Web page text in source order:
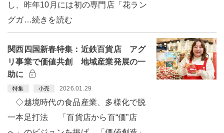
し、昨年10月には初の専門店「花ラン
グガ…続きを読む
関西四国新春特集：近鉄百貨店 アグ
リ事業で価値共創 地域産業発展の一
助に
特集 小売 2026.01.29
◇越境時代の食品産業、多様化で脱
一本足打法 「百貨店から百“価”店